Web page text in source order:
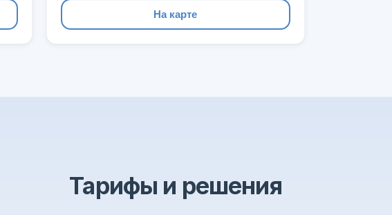
На карте
Тарифы и решения